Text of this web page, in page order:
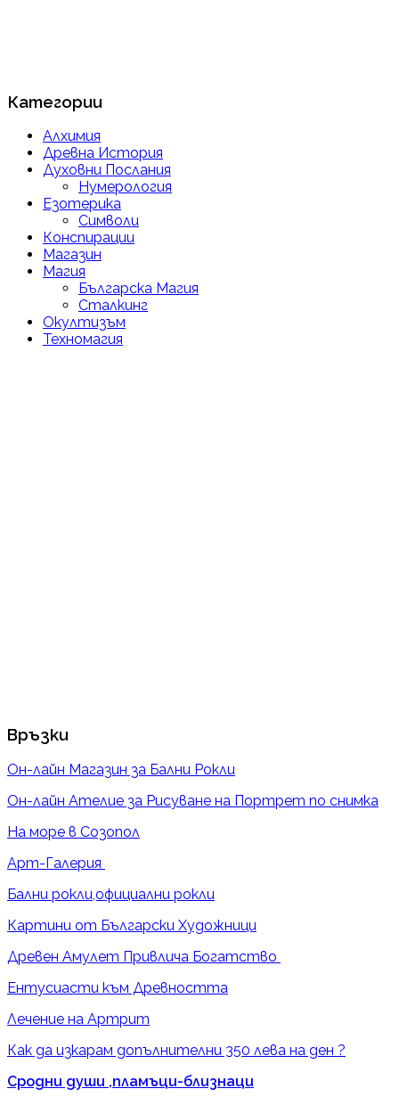
Категории
Алхимия
Древна История
Духовни Послания
Нумерология
Езотерика
Символи
Конспирации
Магазин
Магия
Българска Магия
Сталкинг
Окултизъм
Техномагия
Връзки
Он-лайн Магазин за Бални Рокли
Он-лайн Ателие за Рисуване на Портрет по снимка
На море в Созопол
Арт-Галерия
Бални рокли,официални рокли
Картини от Български Художници
Древен Амулет Привлича Богатство
Ентусиасти към Древността
Лечение на Артрит
Как да изкарам допълнителни 350 лева на ден ?
Сродни души ,пламъци-близнаци